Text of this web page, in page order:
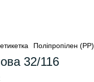
Поліпропілен (PP)
32/116